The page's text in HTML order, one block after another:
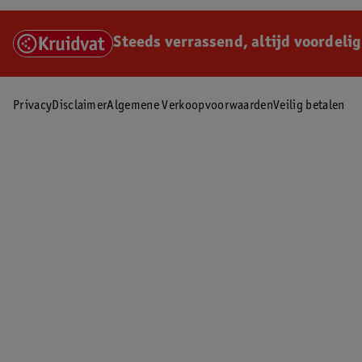
Steeds verrassend, altijd
PrivacyDisclaimerAlgemene VerkoopvoorwaardenVeilig betalen